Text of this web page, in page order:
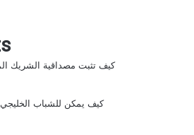
كيف تثبت مصداقية الشريك
كيف يمكن للشباب